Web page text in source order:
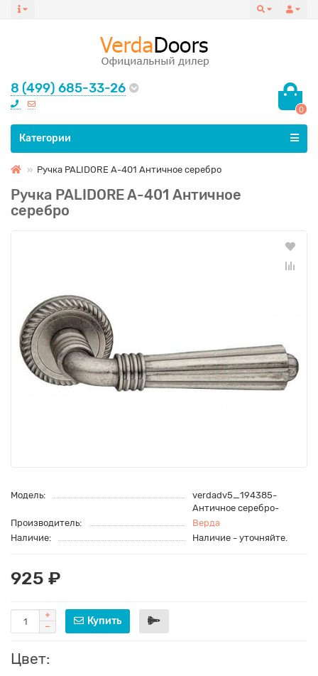
8 (499) 685-33-26
0
Все категории
Категории
Ручка PALIDORE A-401 Античное серебро
Ручка PALIDORE A-401 Античное
серебро
Модель:
verdadv5_194385-
Античное серебро-
Производитель:
Верда
Наличие:
Наличие - уточняйте.
925 ₽
Купить
Цвет: